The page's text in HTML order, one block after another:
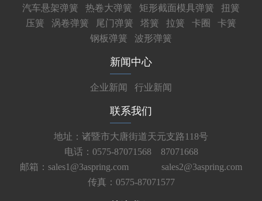
汽车悬架弹簧 热卷大弹簧 矩形截面模具弹簧
扭簧
压簧
涡卷弹簧 尾门弹簧 塔簧 拉簧 卡圈
卡簧
钢板弹簧
波形弹簧
新闻中心
企业新闻 行业新闻
联系我们
地址：诸暨市大唐街道天元支路118号
电话：0575-87071568 87071668
邮箱：sales1@3aspring.com
sales2@3aspring.com
传真：0575-87071577